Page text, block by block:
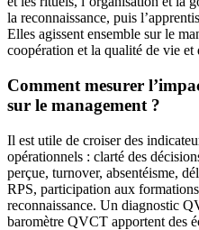
la reconnaissance, puis
Elles agissent ensemble sur le
coopération et la qualité de vie
Comment mesurer
sur le management ?
Il est utile de croiser des
opérationnels : clarté des
perçue, turnover, absentéisme,
RPS, participation aux
reconnaissance. Un diagnostic
baromètre QVCT apportent des